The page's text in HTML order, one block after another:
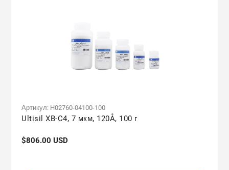
Артикул: H02760-04100-100
Ultisil XB-C4, 7 мкм, 120Å, 100 г
Обычная
$806.00 USD